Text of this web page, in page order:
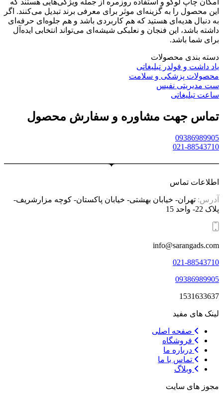
امکان چاپ لوگو و استفاده روزمره از جمله ویژگی‌هایی هستند که
این محصول را به گزینه‌ای موثر برای معرفی برند تبدیل می‌کنند. اگر
به دنبال هدیه‌ای هستید که هم کاربردی باشد و هم جلوه‌ای حرفه‌ای
داشته باشد، این فنجان و نعلبکی شیشه‌ای می‌تواند انتخابی ایده‌آل
برای شما باشد.
دسته بندی محصولات
یاد داشت و فولدر تبلیغاتی
محصولات پزشکی و سلامت
ست مدیریتی نفیس
ساعت تبلیغاتی
تماس جهت مشاوره و سفارش محصول
09386989905
021-88543710
اطلاعات تماس
آدرس: تهران- خیابان بهشتی- خیابان پاکستان- کوچه مزارشریف-
پلاک 22- واحد 15
info@sarangads.com
021-88543710
09386989905
1531633637
لینک های مفید
صفحه اصلی
فروشگاه
درباره ما
تماس با ما
وبلاگ
مجوز های سایت